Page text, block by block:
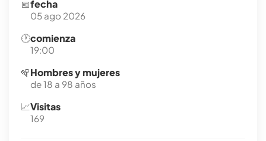
📅fecha
05 ago 2026
🕐comienza
19:00
🪇Hombres y mujeres
de 18 a 98 años
📈Visitas
169